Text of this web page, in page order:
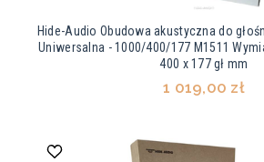
Hide-Audio Obudowa akustyczna do
Uniwersalna - 1000/400/177 M1511
400 x 177 gł mm
1 019,00 zł